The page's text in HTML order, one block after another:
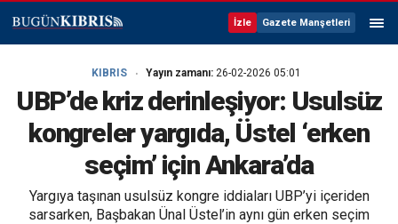
İzle Gazete Manşetleri
KIBRIS Yayın zamanı: 26-02-2026 05:01
UBP’de kriz derinleşiyor: Usulsüz
kongreler yargıda, Üstel ‘erken
seçim’ için Ankara’da
Yargıya taşınan usulsüz kongre iddiaları UBP’yi içeriden
sarsarken, Başbakan Ünal Üstel’in aynı gün erken seçim